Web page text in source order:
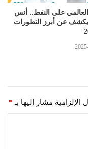
على النفط.. أنس
عن أبرز التطورات
الإلزامية مشار إليها بـ *